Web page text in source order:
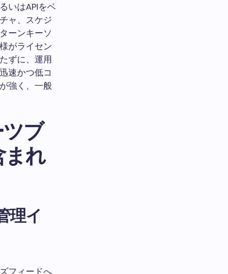
いはAPIをベ
ャ、スケジ
ーンキーソ
がライセン
ずに、運用
速かつ低コ
強く、一般
ブ
まれ
理イ
フィードへ